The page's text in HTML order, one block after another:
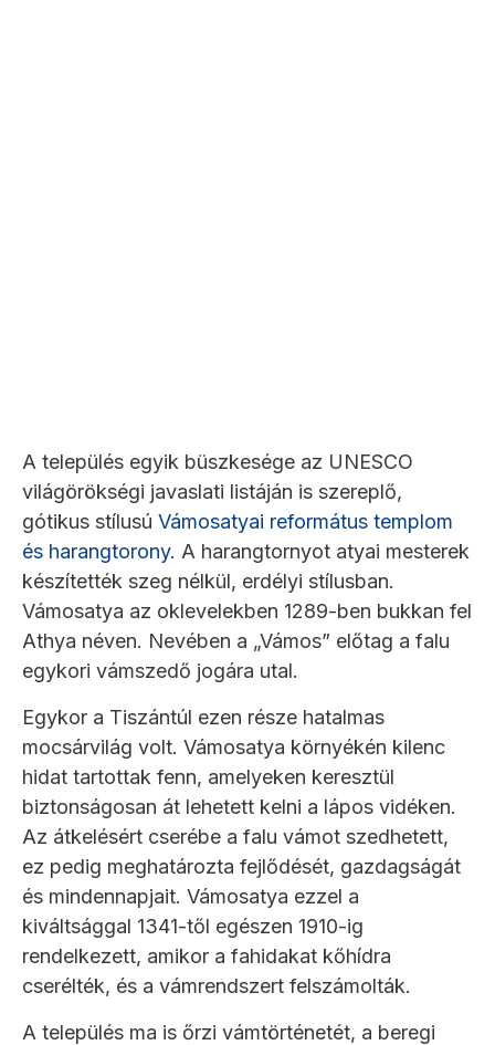
A település egyik büszkesége az UNESCO
világörökségi javaslati listáján is szereplő,
gótikus stílusú Vámosatyai református templom
és harangtorony. A harangtornyot atyai mesterek
készítették szeg nélkül, erdélyi stílusban.
Vámosatya az oklevelekben 1289-ben bukkan fel
Athya néven. Nevében a „Vámos” előtag a falu
egykori vámszedő jogára utal.
Egykor a Tiszántúl ezen része hatalmas
mocsárvilág volt. Vámosatya környékén kilenc
hidat tartottak fenn, amelyeken keresztül
biztonságosan át lehetett kelni a lápos vidéken.
Az átkelésért cserébe a falu vámot szedhetett,
ez pedig meghatározta fejlődését, gazdagságát
és mindennapjait. Vámosatya ezzel a
kiváltsággal 1341-től egészen 1910-ig
rendelkezett, amikor a fahidakat kőhídra
cserélték, és a vámrendszert felszámolták.
A település ma is őrzi vámtörténetét, a beregi